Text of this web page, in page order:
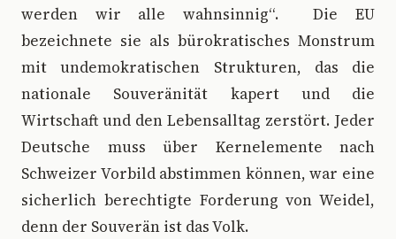
werden wir alle wahnsinnig“. Die EU
bezeichnete sie als bürokratisches Monstrum
mit undemokratischen Strukturen, das die
nationale Souveränität kapert und die
Wirtschaft und den Lebensalltag zerstört. Jeder
Deutsche muss über Kernelemente nach
Schweizer Vorbild abstimmen können, war eine
sicherlich berechtigte Forderung von Weidel,
denn der Souverän ist das Volk.